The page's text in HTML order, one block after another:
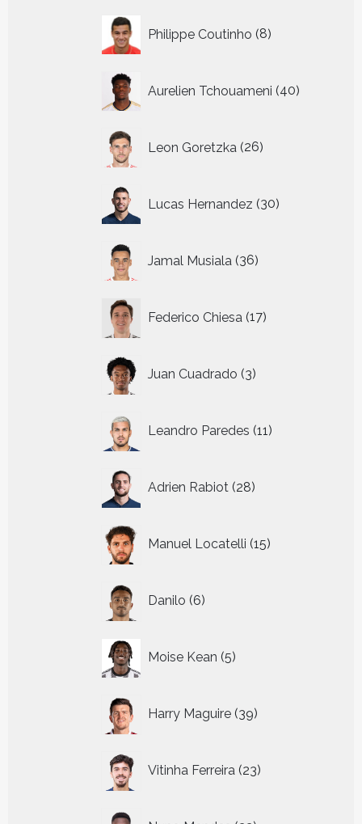
Philippe Coutinho 8
producten
Aurelien Tchouameni 40
producten
Leon Goretzka 26
producten
Lucas Hernandez 30
producten
Jamal Musiala 36
producten
Federico Chiesa 17
producten
Juan Cuadrado 3
producten
Leandro Paredes 11
producten
Adrien Rabiot 28
producten
Manuel Locatelli 15
producten
Danilo 6
producten
Moise Kean 5
producten
Harry Maguire 39
producten
Vitinha Ferreira 23
producten